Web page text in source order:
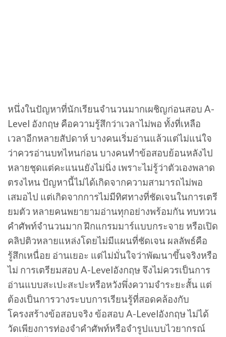
หนึ่งในปัญหาที่นักเรียนจำนวนมากเผชิญก่อนสอบ A-
Level อังกฤษ คือความรู้สึกว่าเวลาไม่พอ ทั้งที่เหลือ
เวลาอีกหลายสัปดาห์ บางคนเริ่มอ่านแล้วแต่ไม่แน่ใจ
ว่าควรอ่านบทไหนก่อน บางคนทำข้อสอบย้อนหลังไป
หลายชุดแต่คะแนนยังไม่นิ่ง เพราะไม่รู้ว่าตัวเองพลาด
ตรงไหน ปัญหานี้ไม่ได้เกิดจากความสามารถไม่พอ
เสมอไป แต่เกิดจากการไม่มีทิศทางที่ชัดเจนในการเตรี
ยมตัว หลายคนพยายามอ่านทุกอย่างพร้อมกัน ทบทวน
คำศัพท์จำนวนมาก ฝึกแกรมมาร์แบบกระจาย หรือเปิด
คลิปติวหลายแหล่งโดยไม่มีแผนที่ชัดเจน ผลลัพธ์คือ
รู้สึกเหนื่อย อ่านเยอะ แต่ไม่มั่นใจว่าพัฒนาขึ้นจริงหรือ
ไม่ การเตรียมสอบ A-Levelอังกฤษ จึงไม่ควรเป็นการ
อ่านแบบสะเปะสะปะหรือหวังพึ่งความจำระยะสั้น แต่
ต้องเป็นการวางระบบการเรียนรู้ที่สอดคล้องกับ
โครงสร้างข้อสอบจริง ข้อสอบ A-Levelอังกฤษ ไม่ได้
วัดเพียงการท่องจำคำศัพท์หรือจำรูปแบบไวยากรณ์